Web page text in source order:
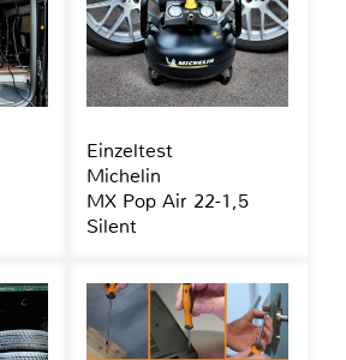
Einzeltest
Michelin
MX Pop Air 22-1,5
Silent